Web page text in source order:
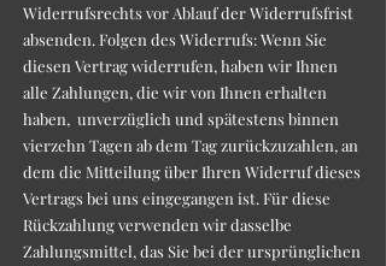
Widerrufsrechts vor Ablauf der Widerrufsfrist
absenden. Folgen des Widerrufs: Wenn Sie
diesen Vertrag widerrufen, haben wir Ihnen
alle Zahlungen, die wir von Ihnen erhalten
haben, unverzüglich und spätestens binnen
vierzehn Tagen ab dem Tag zurückzuzahlen, an
dem die Mitteilung über Ihren Widerruf dieses
Vertrags bei uns eingegangen ist. Für diese
Rückzahlung verwenden wir dasselbe
Zahlungsmittel, das Sie bei der ursprünglichen